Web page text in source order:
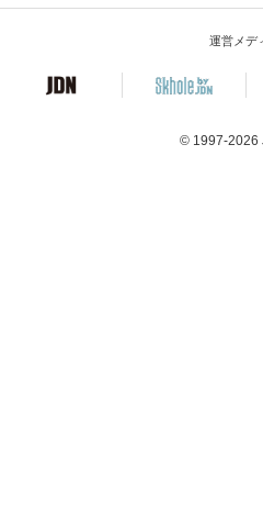
運営メデ
© 1997-2026